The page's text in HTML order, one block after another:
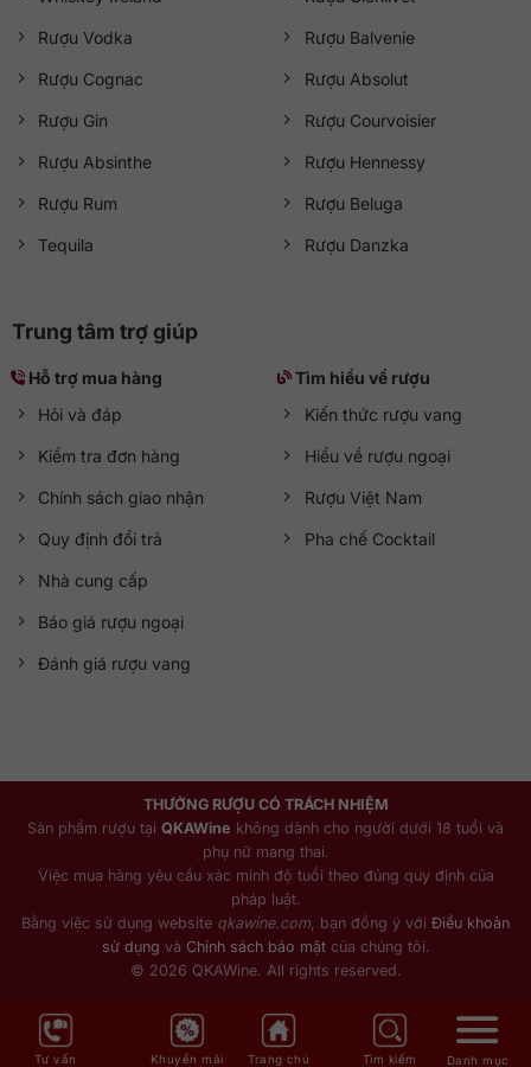
phố Hà Nội
Đường tới cửa hàng:
Google Maps
Giờ hoạt động
Mở cửa từ 08:30 đến 21:30 ( Thứ Hai đến Chủ Nhật
Rượu Vodka
Rượu Cognac
Rượu Gin
Rượu Absinthe
Rượu Rum
Tequila
Rượu Balvenie
Rượu Absolut
Rượu Courvoisier
Rượu Hennessy
Rượu Beluga
Rượu Danzka
Trung tâm trợ giúp
Hỗ trợ mua hàng
Hỏi và đáp
Kiểm tra đơn hàng
Chính sách giao nhận
Quy định đổi trả
Nhà cung cấp
Báo giá rượu ngoại
Đánh giá rượu vang
Tìm hiểu về rượu
Kiến thức rượu vang
Hiểu về rượu ngoại
Rượu Việt Nam
Pha chế Cocktail
THƯỞNG RƯỢU CÓ TRÁCH NHIỆM
Sản phẩm rượu tại QKAWine không dành cho người dưới 18 tuổi và
phụ nữ mang thai.
Việc mua hàng yêu cầu xác minh độ tuổi theo đúng quy định của
pháp luật.
Bằng việc sử dụng website qkawine.com , bạn đồng ý với Điều khoản
sử dụng và Chính sách bảo mậtcủa chúng tôi.
© 2026 QKAWine. All rights reserved.
Tư vấn Khuyến mãi Trang chủ Tìm kiếm Danh mục